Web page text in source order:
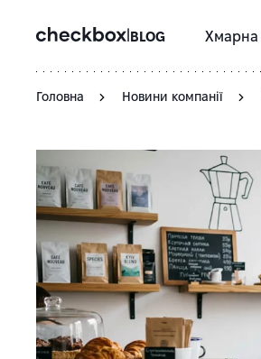
|BLOG Хмарна
Головна Новини компанії